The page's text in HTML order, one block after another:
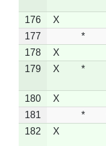
176 X
177
*
178
X
179
X *
180 X
181
*
182
X